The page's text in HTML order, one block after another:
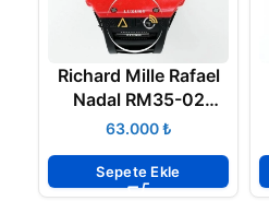
Richard Mille Rafael
Nadal RM35-02
RAFA Tourbillon
ZF ETA
₺
Sepete Ekle